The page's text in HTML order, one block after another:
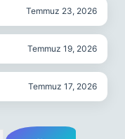
Temmuz 23, 2026
Temmuz 19, 2026
Temmuz 17, 2026